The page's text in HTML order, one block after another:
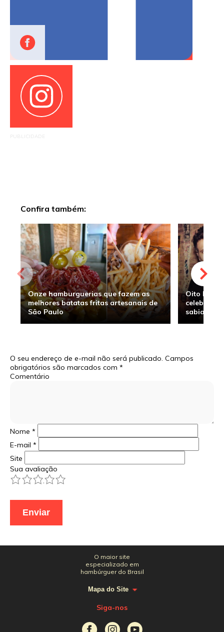
PUBLICIDADE
Confira também:
Onze hamburguerias que fazem as
melhores batatas fritas artesanais de
São Paulo
Oito
sabia
O seu endereço de e-mail não será publicado. Campos
obrigatórios são marcados com *
Comentário
Nome *
E-mail *
Site
Sua avaliação
5
4
3
2
O maior site
especializado em
hambúrguer do Brasil
Mapa do Site
Siga-nos